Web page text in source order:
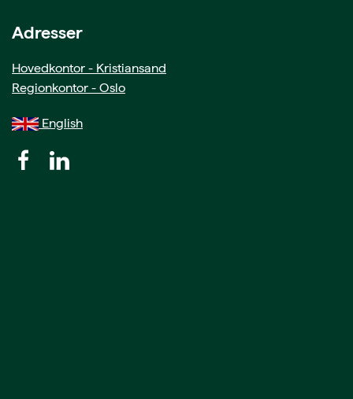
Adresser
Hovedkontor - Kristiansand
Regionkontor - Oslo
English